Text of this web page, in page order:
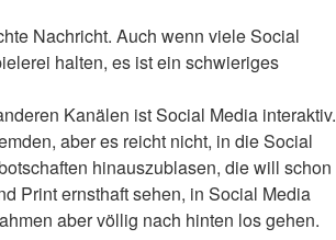
Nachricht. Auch wenn viele Social
halten, es ist ein schwieriges
Kanälen ist Social Media interaktiv.
aber es reicht nicht, in die Social
hinauszublasen, die will schon
Print ernsthaft sehen, in Social Media
aber völlig nach hinten los gehen.